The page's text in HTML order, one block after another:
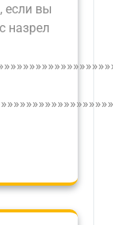
если вы
назрел